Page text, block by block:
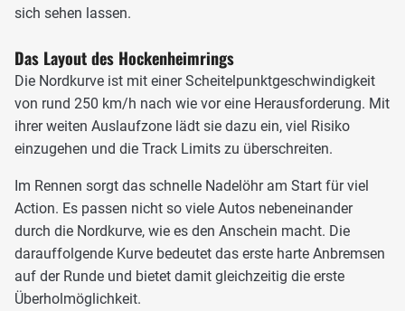
sich sehen lassen.
Das Layout des Hockenheimrings
Die Nordkurve ist mit einer Scheitelpunktgeschwindigkeit
von rund 250 km/h nach wie vor eine Herausforderung. Mit
ihrer weiten Auslaufzone lädt sie dazu ein, viel Risiko
einzugehen und die Track Limits zu überschreiten.
Im Rennen sorgt das schnelle Nadelöhr am Start für viel
Action. Es passen nicht so viele Autos nebeneinander
durch die Nordkurve, wie es den Anschein macht. Die
darauffolgende Kurve bedeutet das erste harte Anbremsen
auf der Runde und bietet damit gleichzeitig die erste
Überholmöglichkeit.